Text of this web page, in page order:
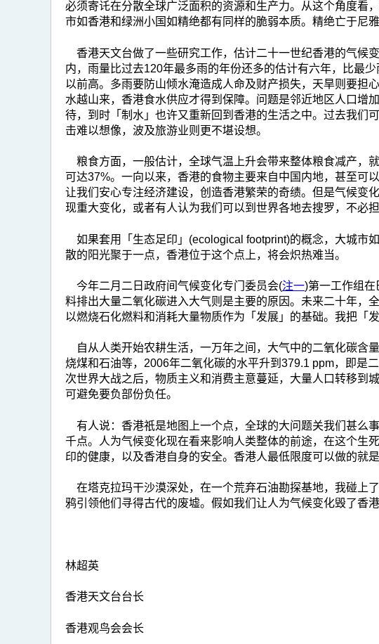
必须寄讬在分散全球广泛面积的资源和生产力。从这个角度看
市如香港和绿洲小国如精绝都有同样的脆弱本质。精绝亡于尼
香港天文台做了一些研究工作，估计二十一世纪香港的气候
内，雨量比过去120年最多雨的年份还多的估计有六年，比最
以前高。多雨要防山倾水淹造成人命及财产损失，天旱则要担
水越山来，香港食水供应才得到保障。问题是邻近地区人口增
待，到时「制水」也许又重新回到香港的生活之中。过去我们
击难以想像，波及旅游业则更不堪设想。
粮食方面，一般估计，全球气温上升会带来整体粮食减产，
可达37%。一向以来，香港的食物主要来自中国内地，甚至可
让我们安心专注经济建设，创造香港繁荣的奇绩。但是气候变
现重大变化，或者有人认为我们可以到世界各地去搜罗，不必
如果套用「生态足印」(ecological footprint)的概念，大城市
散的阳光聚于一点，香港位于这个点上，将会炽热难当。
今年二月二日政府间气候变化专门委员会(注一)第一工作组
料排出大量二氧化碳进入大气则是主要的原因。未来二十年，
以燃烧石化燃料和消耗大量物质作为「发展」的基础。我把「
自从人类开始农耕生活，一万年之间，大气中的二氧化碳含
烧煤和石油等，2006年二氧化碳的水平升到379.1 ppm，即是
次世界大战之后，物质主义和消费主意蔓延，大量人口转移到
可避免要负部份负任。
有人说：香港祇是地图上一个点，全球的大问题关我们甚么
千点。人为气候变化现在看来影响人类整体的前途，在这个生
印的健康，以及香港自身的安全。香港人最低限度可以做的就
在塔克拉玛干沙漠深处，在一个荒弃石油勘探基地，我碰上
鸦引领他们寻得古代的废墟。假如我们让人为气候变化毁了香
林超英
香港天文台台长
香港观鸟会会长